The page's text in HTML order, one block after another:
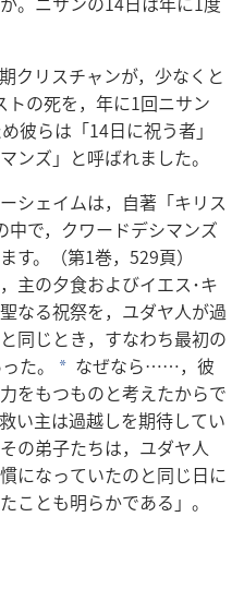
クリスチャンが，少なくと
の死を，年に1回ニサン
彼らは「14日に祝う者」
ンズ」と呼ばれました。
シェイムは，自著「キリス
中で，クワードデシマンズ
す。（第1巻，529頁）
主の夕食およびイエス･キ
なる祝祭を，ユダヤ人が過
同じとき，すなわち最初の
た。
a なぜなら……，彼
をもつものと考えたからで
い主は過越しを期待してい
の弟子たちは，ユダヤ人
になっていたのと同じ日に
ことも明らかである」。